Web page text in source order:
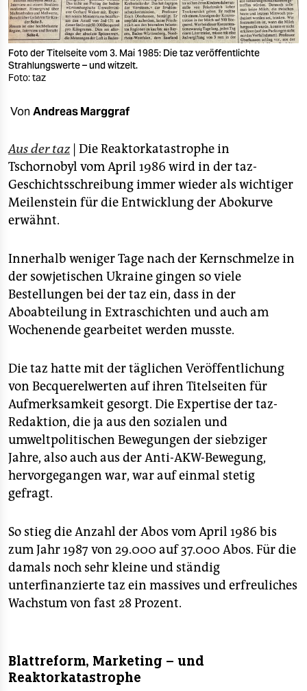
unterstützen
abo
genossenschaft
Foto der Titelseite vom 3. Mai 1985: Die taz veröffentlichte
Strahlungswerte – und witzelt.
Foto: taz
Von Andreas Marggraf
Aus der taz| Die Reaktorkatastrophe in
Tschornobyl vom April 1986 wird in der taz-
Geschichtsschreibung immer wieder als wichtiger
Meilenstein für die Entwicklung der Abokurve
erwähnt.
Innerhalb weniger Tage nach der Kernschmelze in
der sowjetischen Ukraine gingen so viele
Bestellungen bei der taz ein, dass in der
Aboabteilung in Extraschichten und auch am
Wochenende gearbeitet werden musste.
Die taz hatte mit der täglichen Veröffentlichung
von Becquerelwerten auf ihren Titelseiten für
Aufmerksamkeit gesorgt. Die Expertise der taz-
Redaktion, die ja aus den sozialen und
umweltpolitischen Bewegungen der siebziger
Jahre, also auch aus der Anti-AKW-Bewegung,
hervorgegangen war, war auf einmal stetig
gefragt.
So stieg die Anzahl der Abos vom April 1986 bis
zum Jahr 1987 von 29.000 auf 37.000 Abos. Für die
damals noch sehr kleine und ständig
unterfinanzierte taz ein massives und erfreuliches
Wachstum von fast 28 Prozent.
Blattreform, Marketing – und
Reaktorkatastrophe